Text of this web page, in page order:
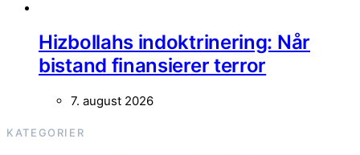
Hizbollahs indoktrinering: Når
bistand finansierer terror
7. august 2026
KATEGORIER